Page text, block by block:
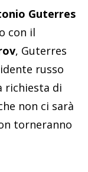
Guterres
con il
, Guterres
russo
richiesta di
non ci sarà
torneranno